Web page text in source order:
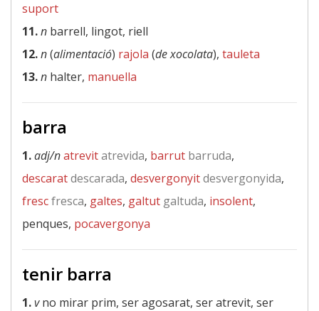
suport
11.n barrell, lingot, riell
12.n(alimentació) rajola (de xocolata), tauleta
13.n halter, manuella
barra
1.adj/natrevitatrevida, barrut barruda,
descaratdescarada, desvergonyitdesvergonyida,
frescfresca, galtes, galtut galtuda, insolent,
penques, pocavergonya
tenir barra
1.vno mirar prim, ser agosarat, ser atrevit, ser